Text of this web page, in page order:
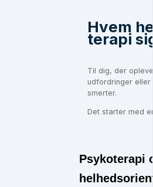
Hvem
terapi
Til dig, der
udfordringer
smerter.
Det starter med
Psykoterapi